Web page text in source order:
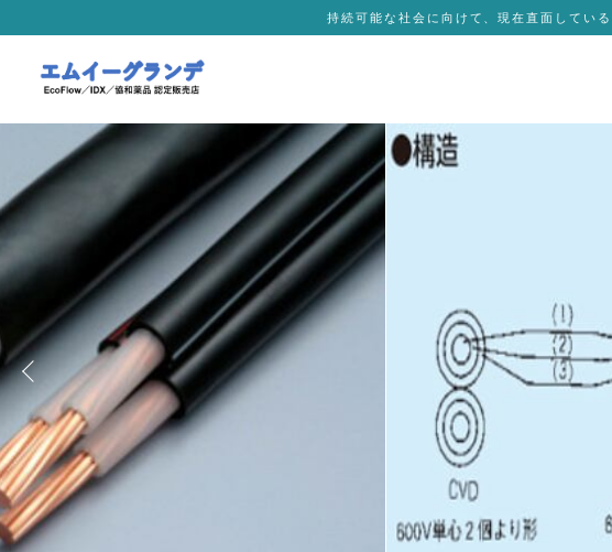
持続可能な社会に向けて、現在直面してい